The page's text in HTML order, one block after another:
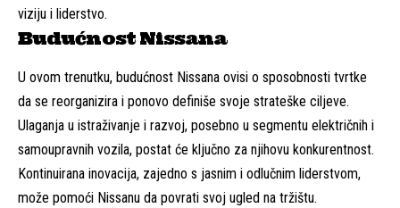
viziju i liderstvo.
Budućnost Nissana
U ovom trenutku, budućnost Nissana ovisi o sposobnosti tvrtke
da se reorganizira i ponovo definiše svoje strateške ciljeve.
Ulaganja u istraživanje i razvoj, posebno u segmentu električnih i
samoupravnih vozila, postat će ključno za njihovu konkurentnost.
Kontinuirana inovacija, zajedno s jasnim i odlučnim liderstvom,
može pomoći Nissanu da povrati svoj ugled na tržištu.